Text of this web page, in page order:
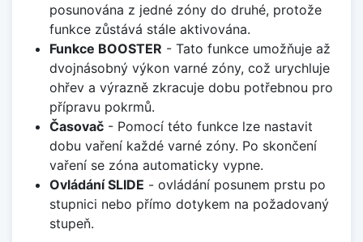
posunována z jedné zóny do druhé, protože
funkce zůstává stále aktivována.
Funkce BOOSTER - Tato funkce umožňuje až
dvojnásobný výkon varné zóny, což urychluje
ohřev a výrazně zkracuje dobu potřebnou pro
přípravu pokrmů.
Časovač- Pomocí této funkce lze nastavit
dobu vaření každé varné zóny. Po skončení
vaření se zóna automaticky vypne.
Ovládání SLIDE - ovládání posunem prstu po
stupnici nebo přímo dotykem na požadovaný
stupeň.